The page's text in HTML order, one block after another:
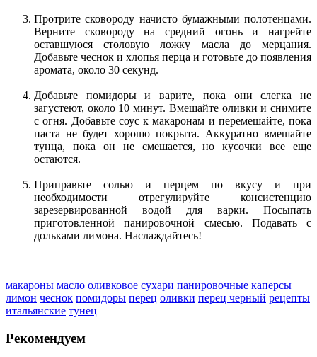
Протрите сковороду начисто бумажными полотенцами.
Верните сковороду на средний огонь и нагрейте
оставшуюся столовую ложку масла до мерцания.
Добавьте чеснок и хлопья перца и готовьте до появления
аромата, около 30 секунд.
Добавьте помидоры и варите, пока они слегка не
загустеют, около 10 минут. Вмешайте оливки и снимите
с огня. Добавьте соус к макаронам и перемешайте, пока
паста не будет хорошо покрыта. Аккуратно вмешайте
тунца, пока он не смешается, но кусочки все еще
остаются.
Приправьте солью и перцем по вкусу и при
необходимости отрегулируйте консистенцию
зарезервированной водой для варки. Посыпать
приготовленной панировочной смесью. Подавать с
дольками лимона. Наслаждайтесь!
макароны масло оливковое сухари панировочные каперсы
лимон чеснок помидоры перец оливки перец черный рецепты
итальянские тунец
Рекомендуем